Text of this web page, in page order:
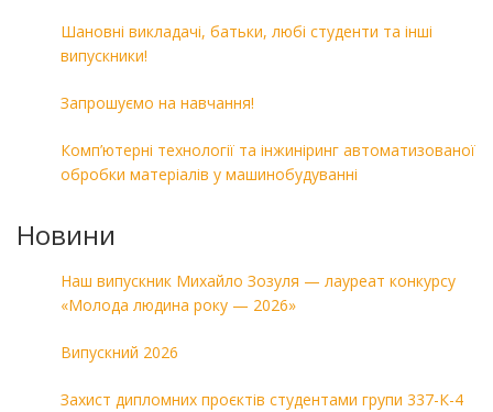
Шановні викладачі, батьки, любі студенти та інші
випускники!
Запрошуємо на навчання!
Комп’ютерні технології та інжиніринг автоматизованої
обробки матеріалів у машинобудуванні
Новини
Наш випускник Михайло Зозуля — лауреат конкурсу
«Молода людина року — 2026»
Випускний 2026
Захист дипломних проєктів студентами групи 337-К-4